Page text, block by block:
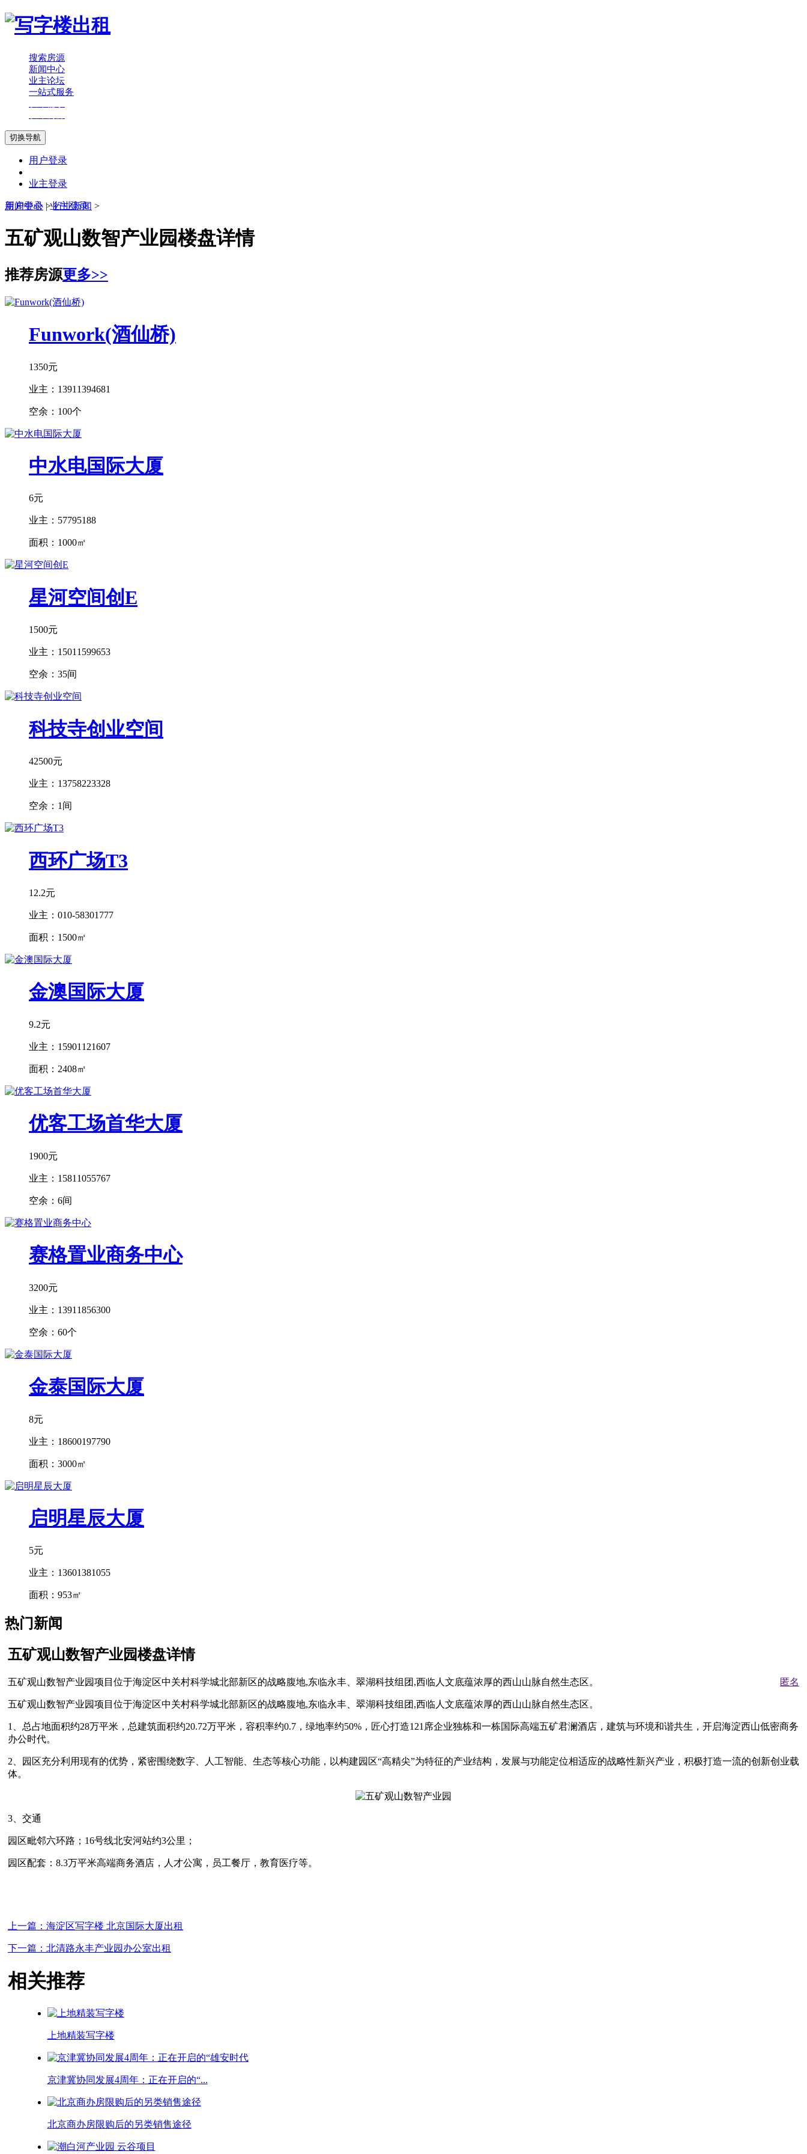
搜索房源
新闻中心
业主论坛
一站式服务
切换导航
用户登录
业主登录
用户登录 |业主登录
新闻中心 >行业新闻 >
五矿观山数智产业园楼盘详情
推荐房源更多>>
Funwork(酒仙桥)
1350元
业主： 13911394681
空余： 100个
中水电国际大厦
6元
业主： 57795188
面积： 1000㎡
星河空间创E
1500元
业主： 15011599653
空余： 35间
科技寺创业空间
42500元
业主： 13758223328
空余： 1间
西环广场T3
12.2元
业主： 010-58301777
面积： 1500㎡
金澳国际大厦
9.2元
业主： 15901121607
面积： 2408㎡
优客工场首华大厦
1900元
业主： 15811055767
空余： 6间
赛格置业商务中心
3200元
业主： 13911856300
空余： 60个
金泰国际大厦
8元
业主： 18600197790
面积： 3000㎡
启明星辰大厦
5元
业主： 13601381055
面积： 953㎡
热门新闻
五矿观山数智产业园楼盘详情
匿名
五矿观山数智产业园项目位于海淀区中关村科学城北部新区的战略腹地,东临永丰、翠湖科技组团,西临人文底蕴浓厚的西山山脉自然生态区。
五矿观山数智产业园项目位于海淀区中关村科学城北部新区的战略腹地,东临永丰、翠湖科技组团,西临人文底蕴浓厚的西山山脉自然生态区。
1、总占地面积约28万平米，总建筑面积约20.72万平米，容积率约0.7，绿地率约50%，匠心打造121席企业独栋和一栋国际高端五矿君澜酒店，建筑与环境和谐共生，开启海淀西山低密商务
办公时代。
2、园区充分利用现有的优势，紧密围绕数字、人工智能、生态等核心功能，以构建园区“高精尖”为特征的产业结构，发展与功能定位相适应的战略性新兴产业，积极打造一流的创新创业载
体。
3、交通
园区毗邻六环路；16号线北安河站约3公里；
园区配套：8.3万平米高端商务酒店，人才公寓，员工餐厅，教育医疗等。
上一篇：海淀区写字楼 北京国际大厦出租
下一篇：北清路永丰产业园办公室出租
相关推荐
上地精装写字楼
京津冀协同发展4周年：正在开启的“...
北京商办房限购后的另类销售途径